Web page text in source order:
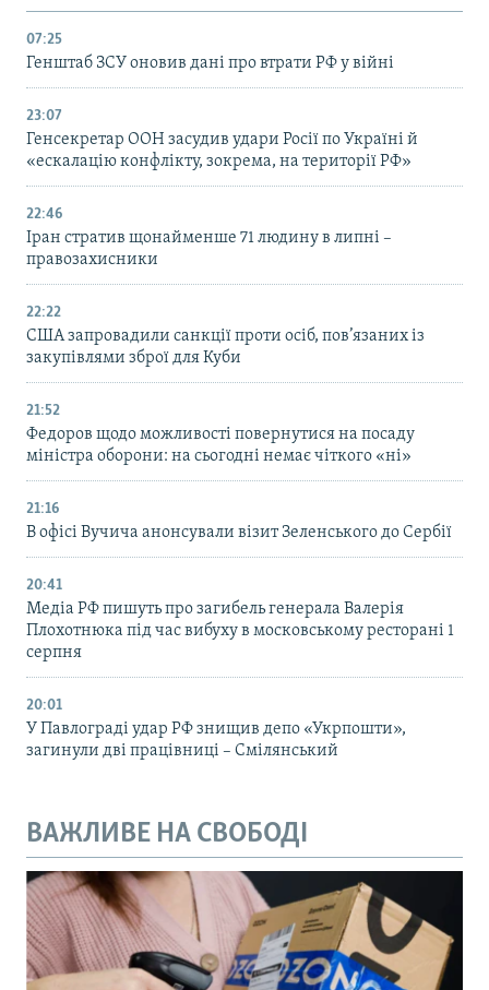
07:25
Генштаб ЗСУ оновив дані про втрати РФ у війні
23:07
Генсекретар ООН засудив удари Росії по Україні й
«ескалацію конфлікту, зокрема, на території РФ»
22:46
Іран стратив щонайменше 71 людину в липні –
правозахисники
22:22
США запровадили санкції проти осіб, пов’язаних із
закупівлями зброї для Куби
21:52
Федоров щодо можливості повернутися на посаду
міністра оборони: на сьогодні немає чіткого «ні»
21:16
В офісі Вучича анонсували візит Зеленського до Сербії
20:41
Медіа РФ пишуть про загибель генерала Валерія
Плохотнюка під час вибуху в московському ресторані 1
серпня
20:01
У Павлограді удар РФ знищив депо «Укрпошти»,
загинули дві працівниці – Смілянський
ВАЖЛИВЕ НА СВОБОДІ